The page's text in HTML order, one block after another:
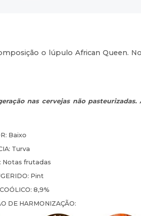
o lúpulo African Queen.
nas cervejas não pasteurizadas.
Baixo
Turva
Notas frutadas
Pint
8,9%
DE HARMONIZAÇÃO: